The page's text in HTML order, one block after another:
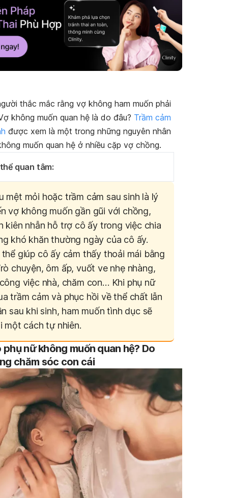
thắc mắc rằng vợ không ham muốn phải
không muốn quan hệ là do đâu? Trầm cảm
được xem là một trong những nguyên nhân
muốn quan hệ ở nhiều cặp vợ chồng.
quan tâm:
mệt mỏi hoặc trầm cảm sau sinh là lý
vợ không muốn gần gũi với chồng,
kiên nhẫn hỗ trợ cô ấy trong việc chia
khó khăn thường ngày của cô ấy.
giúp cô ấy cảm thấy thoải mái bằng
chuyện, ôm ấp, vuốt ve nhẹ nhàng,
việc nhà, chăm con… Khi phụ nữ
trầm cảm và phục hồi về thể chất lẫn
sau khi sinh, ham muốn tình dục sẽ
một cách tự nhiên.
phụ nữ không muốn quan hệ? Do
chăm sóc con cái